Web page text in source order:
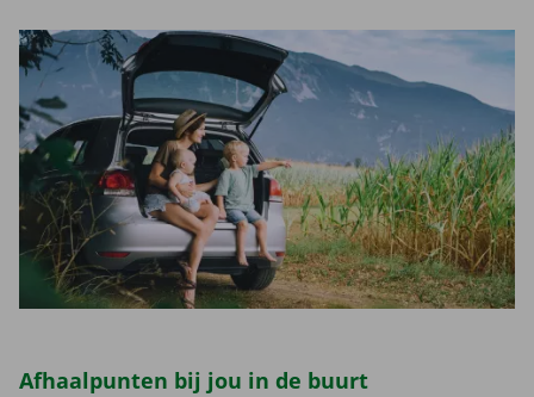
Afhaalpunten bij jou in de buurt